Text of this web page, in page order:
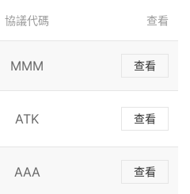
協議代碼 查看
MMM 查看
ATK 查看
AAA 查看